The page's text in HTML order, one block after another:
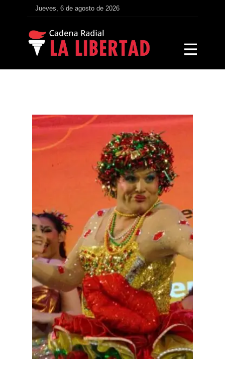
Jueves, 6 de agosto de 2026